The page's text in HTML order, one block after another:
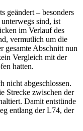
geändert – besonders
sind, ist
im Verlauf des
vermutlich um die
gesamte Abschnitt nun
Vergleich mit der
hatten.
nicht abgeschlossen.
Strecke zwischen der
Damit entstünde
entlang der L74, der